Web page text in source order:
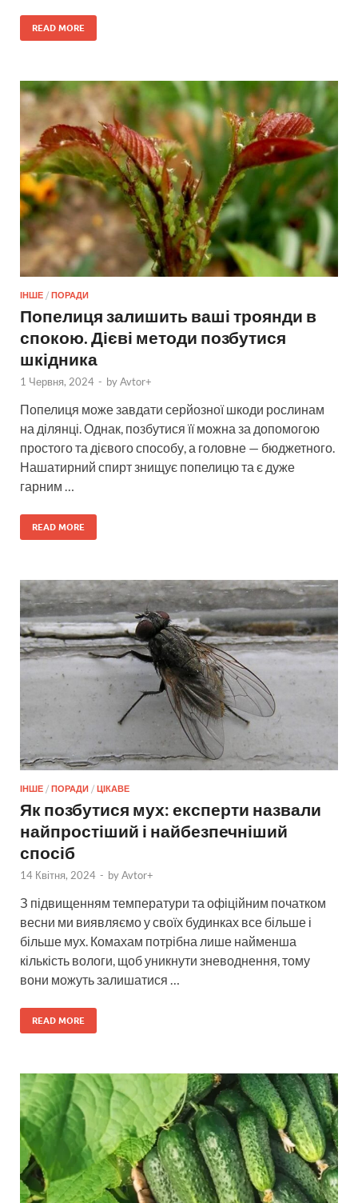
READ MORE
ІНШЕ / ПОРАДИ
Попелиця залишить ваші троянди в
спокою. Дієві методи позбутися
шкідника
1 Червня, 2024 - byAvtor+
Попелиця може завдати серйозної шкоди рослинам
на ділянці. Однак, позбутися її можна за допомогою
простого та дієвого способу, а головне — бюджетного.
Нашатирний спирт знищує попелицю та є дуже
гарним …
READ MORE
ІНШЕ / ПОРАДИ / ЦІКАВЕ
Як позбутися мух: експерти назвали
найпростіший і найбезпечніший
спосіб
14 Квітня, 2024 - byAvtor+
З підвищенням температури та офіційним початком
весни ми виявляємо у своїх будинках все більше і
більше мух. Комахам потрібна лише найменша
кількість вологи, щоб уникнути зневоднення, тому
вони можуть залишатися …
READ MORE